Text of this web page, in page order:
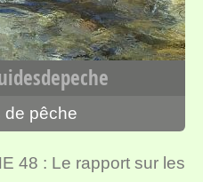
de pêche
48 : Le rapport sur les